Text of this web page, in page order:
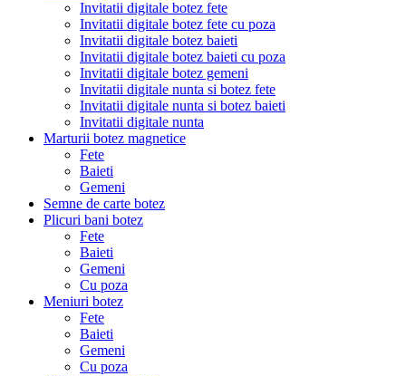
Invitatii digitale botez fete
Invitatii digitale botez fete cu poza
Invitatii digitale botez baieti
Invitatii digitale botez baieti cu poza
Invitatii digitale botez gemeni
Invitatii digitale nunta si botez fete
Invitatii digitale nunta si botez baieti
Invitatii digitale nunta
Marturii botez magnetice
Fete
Baieti
Gemeni
Semne de carte botez
Plicuri bani botez
Fete
Baieti
Gemeni
Cu poza
Meniuri botez
Fete
Baieti
Gemeni
Cu poza